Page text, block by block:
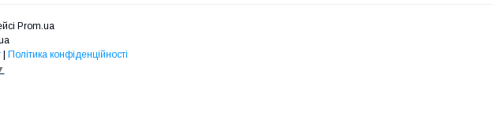
Prom.ua
Політика конфіденційності